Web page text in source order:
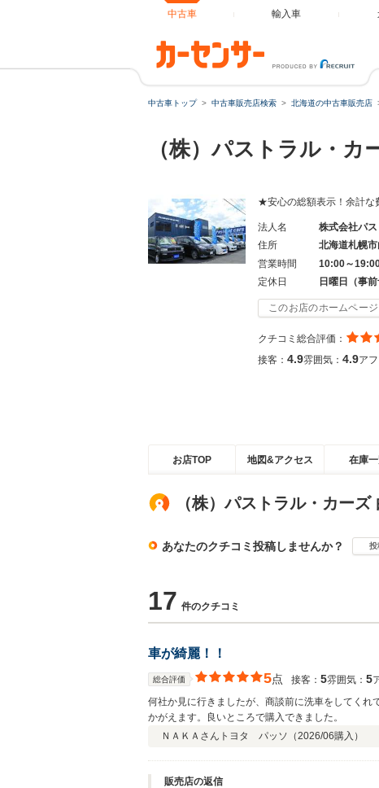
中古車 輸入車
中古車トップ 中古車販売店検索 北海道の中古車販売店
（株）パストラル・
★安心の総額表示！余計
法人名
株式会社パ
住所
北海道札幌
営業時間
10:00～
定休日
日曜日（事
このお店のホームページ
クチコミ総合評価：
接客： 4.9雰囲気： 4.9アフ
お店TOP 地図&アクセス 在庫
（株）パストラル・カー
あなたのクチコミ投稿しませんか？ 投
17 件のクチコミ
車が綺麗！！
総合評価 5点 接客： 5雰囲気： 5
何社か見に行きましたが、商談前に洗車をしてくれ
かがえます。良いところで購入できました。
ＮＡＫＡさん トヨタ パッソ（2026/06購入）
販売店の返信